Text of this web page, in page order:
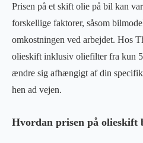
Prisen på et skift olie på bil kan
forskellige faktorer, såsom
omkostningen ved arbejdet. Hos
olieskift inklusiv oliefilter fra kun
ændre sig afhængigt af din
hen ad vejen.
Hvordan prisen på olieskift